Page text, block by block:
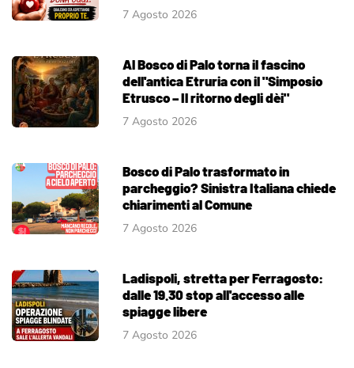
7 Agosto 2026
Al Bosco di Palo torna il fascino
dell'antica Etruria con il "Simposio
Etrusco – Il ritorno degli dèi"
7 Agosto 2026
Bosco di Palo trasformato in
parcheggio? Sinistra Italiana chiede
chiarimenti al Comune
7 Agosto 2026
Ladispoli, stretta per Ferragosto:
dalle 19.30 stop all'accesso alle
spiagge libere
7 Agosto 2026